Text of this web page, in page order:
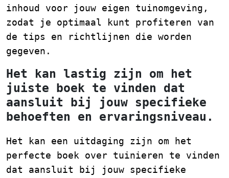
inhoud voor jouw eigen tuinomgeving,
zodat je optimaal kunt profiteren van
de tips en richtlijnen die worden
gegeven.
Het kan lastig zijn om het
juiste boek te vinden dat
aansluit bij jouw specifieke
behoeften en ervaringsniveau.
Het kan een uitdaging zijn om het
perfecte boek over tuinieren te vinden
dat aansluit bij jouw specifieke